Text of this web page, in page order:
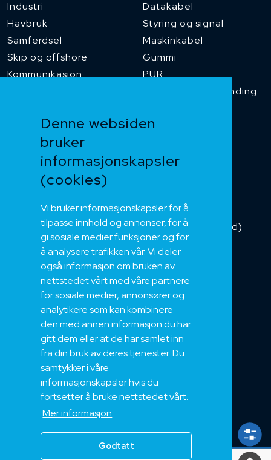
Denne websiden
bruker
informasjonskapsler
(cookies)
Vi bruker informasjonskapsler for å
tilpasse innhold og annonser, for å
gi sosiale medier funksjoner og for
å analysere trafikken vår. Vi deler
også informasjon om bruken av
nettstedet vårt med våre partnere
for sosiale medier, annonsører og
analytikere som kan kombinere
den med annen informasjon du har
gitt dem eller at de har samlet inn
fra din bruk av deres tjenester. Du
samtykker i våre
informasjonskapsler hvis du
fortsetter å bruke nettstedet vårt.
Mer informasjon
Godtatt
Industri
Havbruk
Samferdsel
Skip og offshore
Kommunikasjon
Datakabel
Styring og signal
Maskinkabel
Gummi
PUR
Temperaturbestanding
Heis og kran
Kategorikabel
Installasjonskabel
Kombikabel (Hybrid)
DNV sertifisert
Tilbehør
Om oss
Bærekraft og Åpenhet
Jobb hos oss
Sertifiseringer
Support
Teknisk
Eksport
Salgs og Leveringsbetingelser